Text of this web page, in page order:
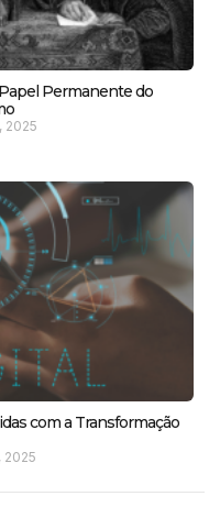
Permanente do
2025
com a Transformação
2025